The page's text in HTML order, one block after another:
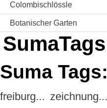
Colombischlössle
Botanischer Garten
SumaTags
Suma Tags:
freiburg... zeichnung...